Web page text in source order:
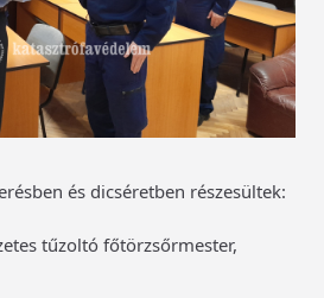
és dicséretben részesültek:
tűzoltó főtörzsőrmester,